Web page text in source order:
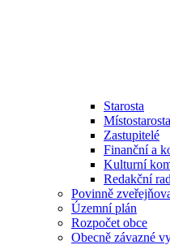
Starosta
Místostarosta
Zastupitelé
Finanční a
Kulturní
Redakční
Povinně
Územní plán
Rozpočet obce
Obecně závazné